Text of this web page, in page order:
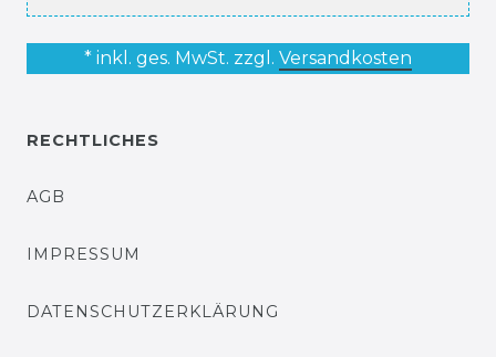
* inkl. ges. MwSt. zzgl. Versandkosten
RECHTLICHES
AGB
IMPRESSUM
DATENSCHUTZERKLÄRUNG